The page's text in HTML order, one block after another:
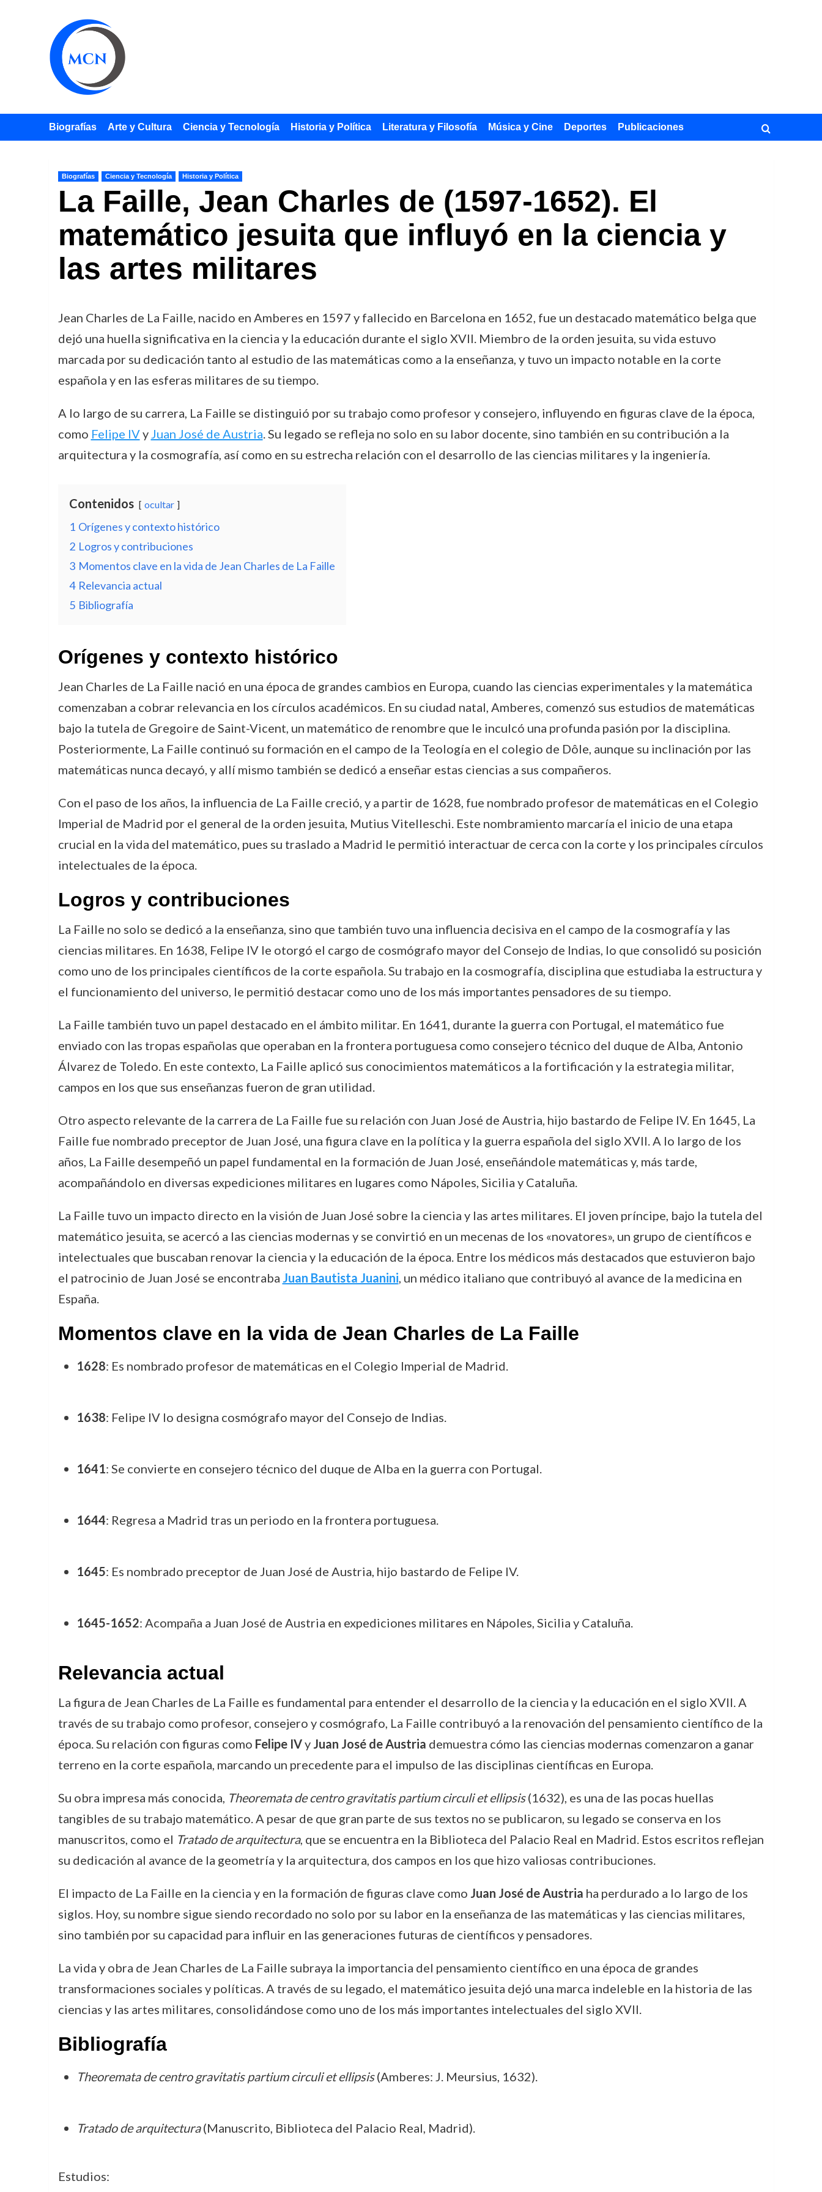
Biografías Arte y Cultura Ciencia y Tecnología Historia y Política Literatura y Filosofía Música y Cine Deportes Publicaciones
Biografías Ciencia y Tecnología Historia y Política
La Faille, Jean Charles de (1597-1652). El
matemático jesuita que influyó en la ciencia y
las artes militares
Jean Charles de La Faille, nacido en Amberes en 1597 y fallecido en Barcelona en 1652, fue un destacado matemático belga que
dejó una huella significativa en la ciencia y la educación durante el siglo XVII. Miembro de la orden jesuita, su vida estuvo
marcada por su dedicación tanto al estudio de las matemáticas como a la enseñanza, y tuvo un impacto notable en la corte
española y en las esferas militares de su tiempo.
A lo largo de su carrera, La Faille se distinguió por su trabajo como profesor y consejero, influyendo en figuras clave de la época,
como Felipe IVyJuan José de Austria. Su legado se refleja no solo en su labor docente, sino también en su contribución a la
arquitectura y la cosmografía, así como en su estrecha relación con el desarrollo de las ciencias militares y la ingeniería.
Contenidos ocultar
1 Orígenes y contexto histórico
2 Logros y contribuciones
3 Momentos clave en la vida de Jean Charles de La Faille
4 Relevancia actual
5 Bibliografía
Orígenes y contexto histórico
Jean Charles de La Faille nació en una época de grandes cambios en Europa, cuando las ciencias experimentales y la matemática
comenzaban a cobrar relevancia en los círculos académicos. En su ciudad natal, Amberes, comenzó sus estudios de matemáticas
bajo la tutela de Gregoire de Saint-Vicent, un matemático de renombre que le inculcó una profunda pasión por la disciplina.
Posteriormente, La Faille continuó su formación en el campo de la Teología en el colegio de Dôle, aunque su inclinación por las
matemáticas nunca decayó, y allí mismo también se dedicó a enseñar estas ciencias a sus compañeros.
Con el paso de los años, la influencia de La Faille creció, y a partir de 1628, fue nombrado profesor de matemáticas en el Colegio
Imperial de Madrid por el general de la orden jesuita, Mutius Vitelleschi. Este nombramiento marcaría el inicio de una etapa
crucial en la vida del matemático, pues su traslado a Madrid le permitió interactuar de cerca con la corte y los principales círculos
intelectuales de la época.
Logros y contribuciones
La Faille no solo se dedicó a la enseñanza, sino que también tuvo una influencia decisiva en el campo de la cosmografía y las
ciencias militares. En 1638, Felipe IV le otorgó el cargo de cosmógrafo mayor del Consejo de Indias, lo que consolidó su posición
como uno de los principales científicos de la corte española. Su trabajo en la cosmografía, disciplina que estudiaba la estructura y
el funcionamiento del universo, le permitió destacar como uno de los más importantes pensadores de su tiempo.
La Faille también tuvo un papel destacado en el ámbito militar. En 1641, durante la guerra con Portugal, el matemático fue
enviado con las tropas españolas que operaban en la frontera portuguesa como consejero técnico del duque de Alba, Antonio
Álvarez de Toledo. En este contexto, La Faille aplicó sus conocimientos matemáticos a la fortificación y la estrategia militar,
campos en los que sus enseñanzas fueron de gran utilidad.
Otro aspecto relevante de la carrera de La Faille fue su relación con Juan José de Austria, hijo bastardo de Felipe IV. En 1645, La
Faille fue nombrado preceptor de Juan José, una figura clave en la política y la guerra española del siglo XVII. A lo largo de los
años, La Faille desempeñó un papel fundamental en la formación de Juan José, enseñándole matemáticas y, más tarde,
acompañándolo en diversas expediciones militares en lugares como Nápoles, Sicilia y Cataluña.
La Faille tuvo un impacto directo en la visión de Juan José sobre la ciencia y las artes militares. El joven príncipe, bajo la tutela del
matemático jesuita, se acercó a las ciencias modernas y se convirtió en un mecenas de los «novatores», un grupo de científicos e
intelectuales que buscaban renovar la ciencia y la educación de la época. Entre los médicos más destacados que estuvieron bajo
el patrocinio de Juan José se encontraba Juan Bautista Juanini, un médico italiano que contribuyó al avance de la medicina en
España.
Momentos clave en la vida de Jean Charles de La Faille
1628: Es nombrado profesor de matemáticas en el Colegio Imperial de Madrid.
1638: Felipe IV lo designa cosmógrafo mayor del Consejo de Indias.
1641: Se convierte en consejero técnico del duque de Alba en la guerra con Portugal.
1644: Regresa a Madrid tras un periodo en la frontera portuguesa.
1645: Es nombrado preceptor de Juan José de Austria, hijo bastardo de Felipe IV.
1645-1652: Acompaña a Juan José de Austria en expediciones militares en Nápoles, Sicilia y Cataluña.
Relevancia actual
La figura de Jean Charles de La Faille es fundamental para entender el desarrollo de la ciencia y la educación en el siglo XVII. A
través de su trabajo como profesor, consejero y cosmógrafo, La Faille contribuyó a la renovación del pensamiento científico de la
época. Su relación con figuras como Felipe IVy Juan José de Austria demuestra cómo las ciencias modernas comenzaron a ganar
terreno en la corte española, marcando un precedente para el impulso de las disciplinas científicas en Europa.
Su obra impresa más conocida, Theoremata de centro gravitatis partium circuli et ellipsis(1632), es una de las pocas huellas
tangibles de su trabajo matemático. A pesar de que gran parte de sus textos no se publicaron, su legado se conserva en los
manuscritos, como el Tratado de arquitectura, que se encuentra en la Biblioteca del Palacio Real en Madrid. Estos escritos reflejan
su dedicación al avance de la geometría y la arquitectura, dos campos en los que hizo valiosas contribuciones.
El impacto de La Faille en la ciencia y en la formación de figuras clave como Juan José de Austria ha perdurado a lo largo de los
siglos. Hoy, su nombre sigue siendo recordado no solo por su labor en la enseñanza de las matemáticas y las ciencias militares,
sino también por su capacidad para influir en las generaciones futuras de científicos y pensadores.
La vida y obra de Jean Charles de La Faille subraya la importancia del pensamiento científico en una época de grandes
transformaciones sociales y políticas. A través de su legado, el matemático jesuita dejó una marca indeleble en la historia de las
ciencias y las artes militares, consolidándose como uno de los más importantes intelectuales del siglo XVII.
Bibliografía
Theoremata de centro gravitatis partium circuli et ellipsis(Amberes: J. Meursius, 1632).
Tratado de arquitectura(Manuscrito, Biblioteca del Palacio Real, Madrid).
Estudios: